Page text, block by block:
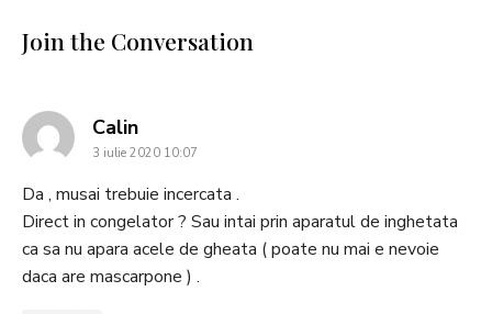
Join the Conversation
Calinsays:
3 iulie 2020 10:07
Da , musai trebuie incercata .
Direct in congelator ? Sau intai prin aparatul de inghetata
ca sa nu apara acele de gheata ( poate nu mai e nevoie
daca are mascarpone ) .